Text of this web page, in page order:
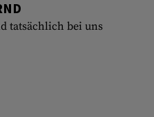
tatsächlich bei uns